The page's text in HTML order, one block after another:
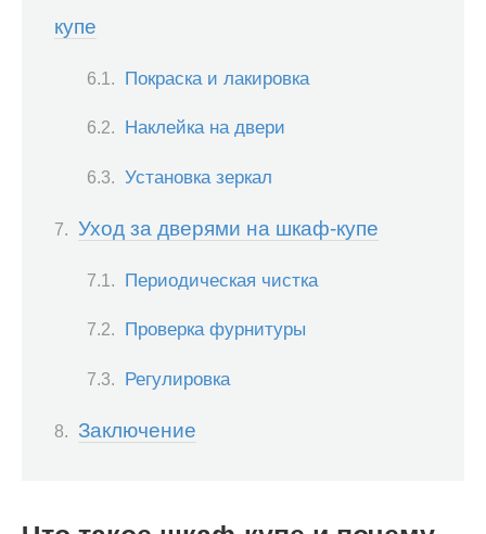
купе
Покраска и лакировка
Наклейка на двери
Установка зеркал
Уход за дверями на шкаф-купе
Периодическая чистка
Проверка фурнитуры
Регулировка
Заключение